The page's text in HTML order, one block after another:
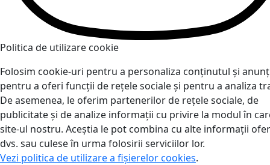
Politica de utilizare cookie
Folosim cookie-uri pentru a personaliza conținutul și
pentru a oferi funcții de rețele sociale și pentru a analiza
De asemenea, le oferim partenerilor de rețele sociale, de
publicitate și de analize informații cu privire la modul în
site-ul nostru. Aceștia le pot combina cu alte informații
dvs. sau culese în urma folosirii serviciilor lor.
Vezi politica de utilizare a fișierelor cookies.